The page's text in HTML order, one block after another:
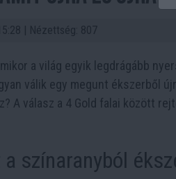
| Nézettség: 807
a világ egyik legdrágább
válik egy megunt ékszerből
A válasz a 4 Gold falai között
a színaranyból